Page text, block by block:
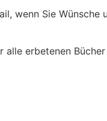
wenn Sie Wünsche
erbetenen